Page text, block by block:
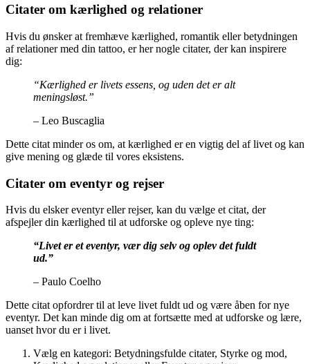
Citater om kærlighed og relationer
Hvis du ønsker at fremhæve kærlighed, romantik eller betydningen
af relationer med din tattoo, er her nogle citater, der kan inspirere
dig:
“Kærlighed er livets essens, og uden det er alt
meningsløst.”
– Leo Buscaglia
Dette citat minder os om, at kærlighed er en vigtig del af livet og kan
give mening og glæde til vores eksistens.
Citater om eventyr og rejser
Hvis du elsker eventyr eller rejser, kan du vælge et citat, der
afspejler din kærlighed til at udforske og opleve nye ting:
“Livet er et eventyr, vær dig selv og oplev det fuldt
ud.”
– Paulo Coelho
Dette citat opfordrer til at leve livet fuldt ud og være åben for nye
eventyr. Det kan minde dig om at fortsætte med at udforske og lære,
uanset hvor du er i livet.
Vælg en kategori: Betydningsfulde citater, Styrke og mod,